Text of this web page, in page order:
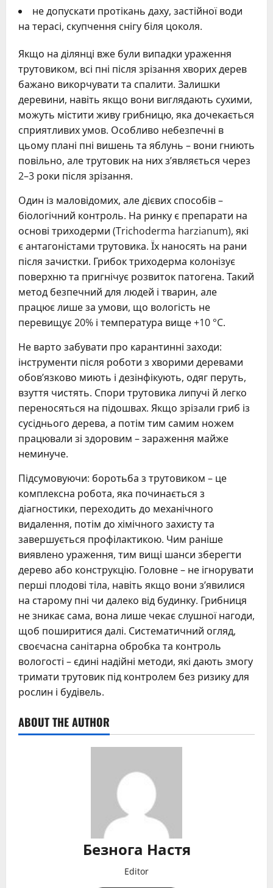
не допускати протікань даху, застійної води
на терасі, скупчення снігу біля цоколя.
Якщо на ділянці вже були випадки ураження
трутовиком, всі пні після зрізання хворих дерев
бажано викорчувати та спалити. Залишки
деревини, навіть якщо вони виглядають сухими,
можуть містити живу грибницю, яка дочекається
сприятливих умов. Особливо небезпечні в
цьому плані пні вишень та яблунь – вони гниють
повільно, але трутовик на них з’являється через
2–3 роки після зрізання.
Один із маловідомих, але дієвих способів –
біологічний контроль. На ринку є препарати на
основі триходерми (Trichoderma harzianum), які
є антагоністами трутовика. Їх наносять на рани
після зачистки. Грибок триходерма колонізує
поверхню та пригнічує розвиток патогена. Такий
метод безпечний для людей і тварин, але
працює лише за умови, що вологість не
перевищує 20% і температура вище +10 °C.
Не варто забувати про карантинні заходи:
інструменти після роботи з хворими деревами
обов’язково миють і дезінфікують, одяг перуть,
взуття чистять. Спори трутовика липучі й легко
переносяться на підошвах. Якщо зрізали гриб із
сусіднього дерева, а потім тим самим ножем
працювали зі здоровим – зараження майже
неминуче.
Підсумовуючи: боротьба з трутовиком – це
комплексна робота, яка починається з
діагностики, переходить до механічного
видалення, потім до хімічного захисту та
завершується профілактикою. Чим раніше
виявлено ураження, тим вищі шанси зберегти
дерево або конструкцію. Головне – не ігнорувати
перші плодові тіла, навіть якщо вони з’явилися
на старому пні чи далеко від будинку. Грибниця
не зникає сама, вона лише чекає слушної нагоди,
щоб поширитися далі. Систематичний огляд,
своєчасна санітарна обробка та контроль
вологості – єдині надійні методи, які дають змогу
тримати трутовик під контролем без ризику для
рослин і будівель.
ABOUT THE AUTHOR
Безнога Настя
Editor